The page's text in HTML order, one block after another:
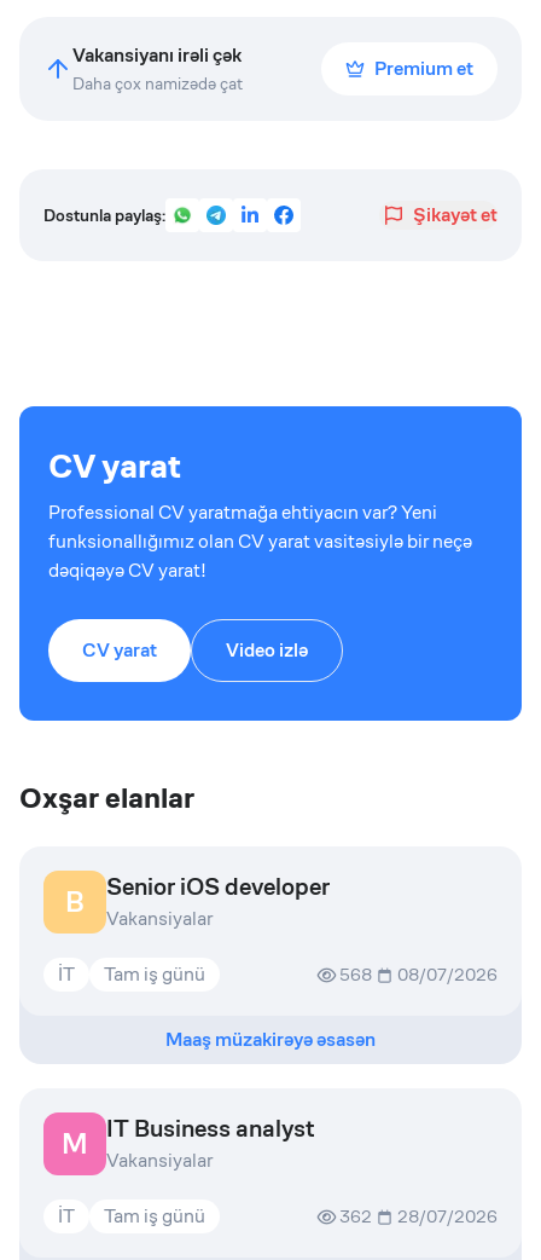
Vakansiyanı irəli çək
Daha çox namizədə çat
Premium et
Dostunla paylaş: Şikayət et
CV yarat
Professional CV yaratmağa ehtiyacın var? Yeni
funksionallığımız olan CV yarat vasitəsiylə bir neçə
dəqiqəyə CV yarat!
CV yarat Video izlə
Oxşar elanlar
B Senior iOS developer
Vakansiyalar
İT Tam iş günü 568 08/07/2026
Maaş müzakirəyə əsasən
M IT Business analyst
Vakansiyalar
İT Tam iş günü 362 28/07/2026